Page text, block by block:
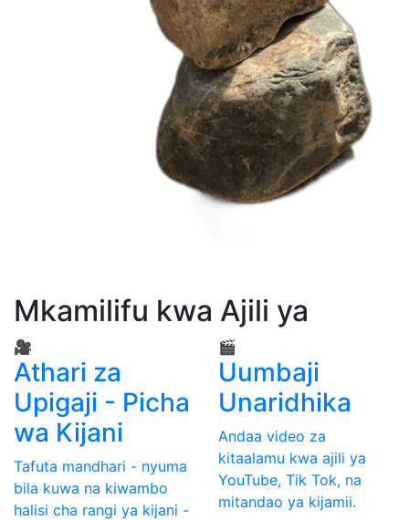
Mkamilifu kwa Ajili ya
🎥
Athari za
Upigaji - Picha
wa Kijani
Tafuta mandhari - nyuma
bila kuwa na kiwambo
halisi cha rangi ya kijani -
🎬
Uumbaji
Unaridhika
Andaa video za
kitaalamu kwa ajili ya
YouTube, Tik Tok, na
mitandao ya kijamii.